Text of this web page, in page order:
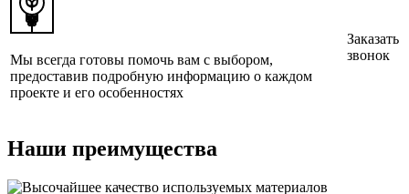
Мы всегда готовы помочь вам с выбором,
предоставив подробную информацию о каждом
проекте и его особенностях
Заказать
звонок
Наши преимущества